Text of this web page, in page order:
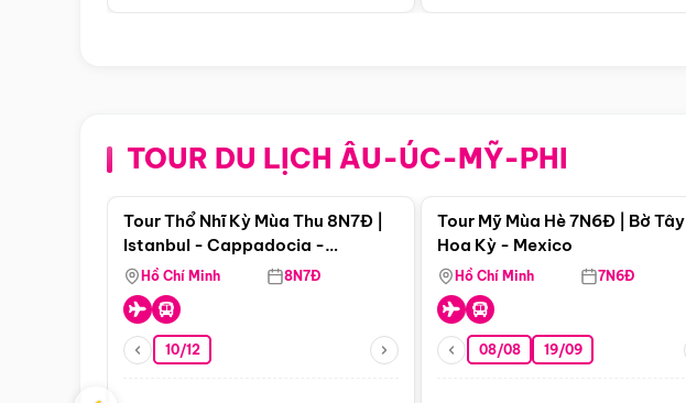
TOUR DU LỊCH ÂU-ÚC-MỸ-PHI
Điểm nổi bật
Tour Thổ Nhĩ Kỳ Mùa Thu 8N7Đ |
Istanbul - Cappadocia -
Pamukkale
Hồ Chí Minh 8N7Đ
10/12
Tour Mỹ Mùa Hè 7N6Đ | Bờ Tây
Hoa Kỳ - Mexico
Hồ Chí Minh 7N6Đ
08/08 19/09